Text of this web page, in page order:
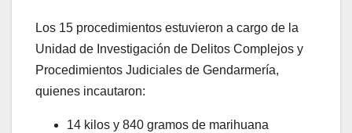
Los 15 procedimientos estuvieron a cargo de la
Unidad de Investigación de Delitos Complejos y
Procedimientos Judiciales de Gendarmería,
quienes incautaron:
14 kilos y 840 gramos de marihuana